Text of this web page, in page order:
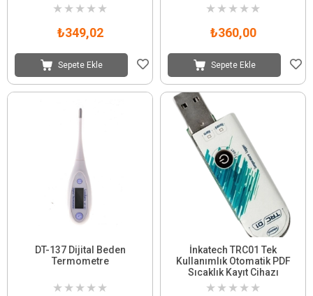
★ ★ ★ ★ ★
₺349,02
Sepete Ekle
★ ★ ★ ★ ★
₺360,00
Sepete Ekle
DT-137 Dijital Beden
Termometre
★ ★ ★ ★ ★
İnkatech TRC01 Tek
Kullanımlık Otomatik PDF
Sıcaklık Kayıt Cihazı
★ ★ ★ ★ ★